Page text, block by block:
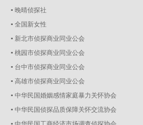
▪ 晚晴侦探社
▪ 全国新女性
▪ 新北市侦探商业同业公会
▪ 桃园市侦探商业同业公会
▪ 台中市侦探商业同业公会
▪ 高雄市侦探商业同业公会
▪ 中华民国婚姻感情家庭暴力关怀协会
▪ 中华民国侦探品质保障关怀交流协会